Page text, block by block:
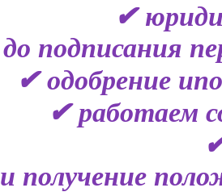
✔
до подписания
✔ одобрение
✔ работаем
и получение